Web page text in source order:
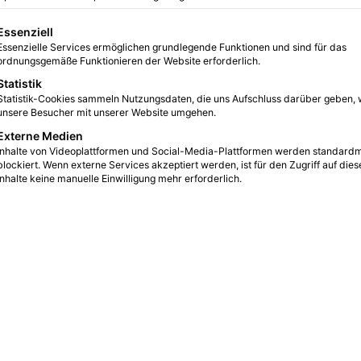
0 4 Minuten gelesen
eine Liste der Service-Gruppen, für die eine Einwilligung erteilt
Services ermöglichen grundlegende Funktionen und sind für das
Funktionieren der Website erforderlich.
Cookies sammeln Nutzungsdaten, die uns Aufschluss darüber geben,
Besucher mit unserer Website umgehen.
Medien
von Videoplattformen und Social-Media-Plattformen werden
Wenn externe Services akzeptiert werden, ist für den Zugriff auf
keine manuelle Einwilligung mehr erforderlich.